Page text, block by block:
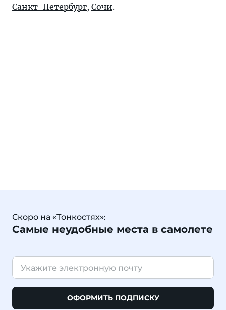
Санкт-Петербург, Сочи.
Скоро на «Тонкостях»:
Самые неудобные места в самолете
ОФОРМИТЬ ПОДПИСКУ